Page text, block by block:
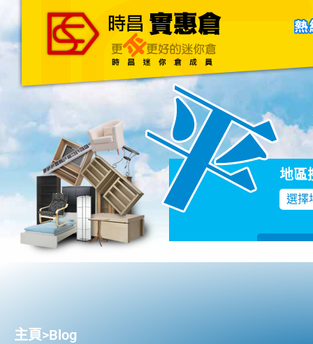
主頁 關於我們 聯絡我們
地區
選擇
主頁>Blog